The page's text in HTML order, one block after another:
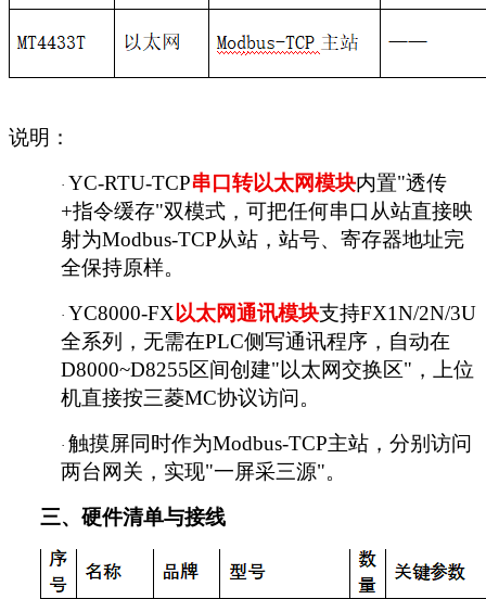
说明：
· YC-RTU-TCP串口转以太网模块内置"透传
+指令缓存"双模式，可把任何串口从站直接映
射为Modbus-TCP从站，站号、寄存器地址完
全保持原样。
· YC8000-FX 以太网通讯模块支持FX1N/2N/3U
全系列，无需在PLC侧写通讯程序，自动在
D8000~D8255区间创建"以太网交换区"，上位
机直接按三菱MC协议访问。
· 触摸屏同时作为Modbus-TCP主站，分别访问
两台网关，实现"一屏采三源"。
三、 硬件清单与接线